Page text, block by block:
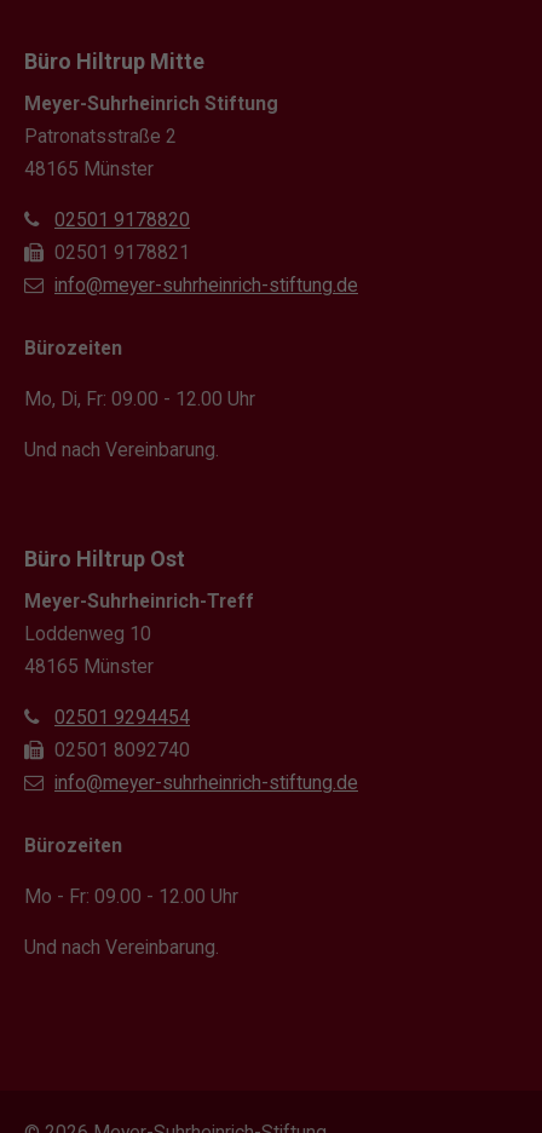
Büro Hiltrup Mitte
Meyer-Suhrheinrich Stiftung
Patronatsstraße 2
48165 Münster
02501 9178820
02501 9178821
info@meyer-suhrheinrich-stiftung.de
Bürozeiten
Mo, Di, Fr: 09.00 - 12.00 Uhr
Und nach Vereinbarung.
Büro Hiltrup Ost
Meyer-Suhrheinrich-Treff
Loddenweg 10
48165 Münster
02501 9294454
02501 8092740
info@meyer-suhrheinrich-stiftung.de
Bürozeiten
Mo - Fr: 09.00 - 12.00 Uhr
Und nach Vereinbarung.